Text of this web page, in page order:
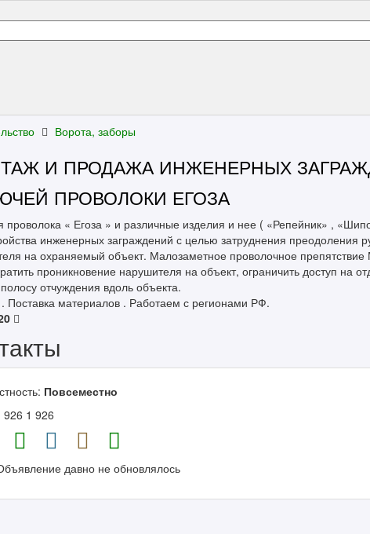
Ворота, заборы
И ПРОДАЖА ИНЖЕНЕРНЫХ
ПРОВОЛОКИ ЕГОЗА
проволока « Егоза » и различные изделия и нее ( «Репейник» ,
инженерных заграждений с целью затруднения преодоления
на охраняемый объект. Малозаметное проволочное
проникновение нарушителя на объект, ограничить доступ на
отчуждения вдоль объекта.
Поставка материалов . Работаем с регионами РФ.
Повсеместно
926 1 926
давно не обновлялось